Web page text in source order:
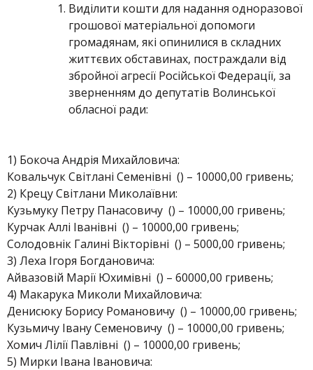
Виділити кошти для надання одноразової
грошової матеріальної допомоги
громадянам, які опинилися в складних
життєвих обставинах, постраждали від
збройної агресії Російської Федерації, за
зверненням до депутатів Волинської
обласної ради:
1) Бокоча Андрія Михайловича:
Ковальчук Світлані Семенівні () – 10000,00 гривень;
2) Крецу Світлани Миколаївни:
Кузьмуку Петру Панасовичу () – 10000,00 гривень;
Курчак Аллі Іванівні () – 10000,00 гривень;
Солодовнік Галині Вікторівні () – 5000,00 гривень;
3) Леха Ігоря Богдановича:
Айвазовій Марії Юхимівні () – 60000,00 гривень;
4) Макарука Миколи Михайловича:
Денисюку Борису Романовичу () – 10000,00 гривень;
Кузьмичу Івану Семеновичу () – 10000,00 гривень;
Хомич Лілії Павлівні () – 10000,00 гривень;
5) Мирки Івана Івановича: